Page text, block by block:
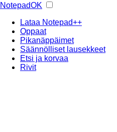
NotepadOK
Lataa Notepad++
Oppaat
Pikanäppäimet
Säännölliset lausekkeet
Etsi ja korvaa
Rivit